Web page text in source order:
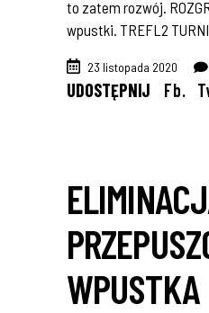
to zatem rozwój.
wpustki. TREFL2
23 listopada 2020
UDOSTĘPNIJ Fb.
WPUSTKA